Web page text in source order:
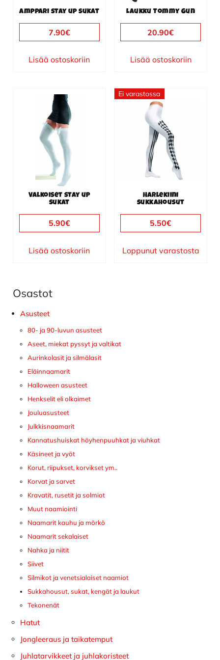
Amppari stay up sukat
7.90€
Lisää ostoskoriin
Laukku Tommy Gun
20.90€
Lisää ostoskoriin
Valkoiset stay up
sukat
5.90€
Lisää ostoskoriin
Ei varastossa
Harlekiini
sukkahousut
5.50€
Loppunut varastosta
Ensisijainen
sivupalkki
Osastot
Asusteet
80- ja 90-luvun asusteet
Aseet, miekat pyssyt ja valtikat
Aurinkolasit ja silmälasit
Eläinnaamarit
Halloween asusteet
Henkselit eli olkaimet
Jouluasusteet
Julkkisnaamarit
Kannatushuiskat höyhenpuuhkat ja viuhkat
Käsineet ja vyöt
Korut, riipukset, korvikset ym..
Korvat ja sarvet
Kravatit, rusetit ja solmiot
Muut naamiointi
Naamarit kauhu ja mörkö
Naamarit sekalaiset
Nahka ja niitit
Siivet
Silmikot ja venetsialaiset naamiot
Sukkahousut, sukat, kengät ja laukut
Tekonenät
Hatut
Jongleeraus ja taikatemput
Juhlatarvikkeet ja juhlakoristeet